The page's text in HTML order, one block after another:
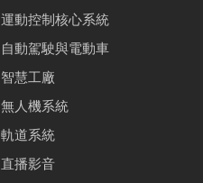
運動控制核心系統
自動駕駛與電動車
智慧工廠
無人機系統
軌道系統
直播影音